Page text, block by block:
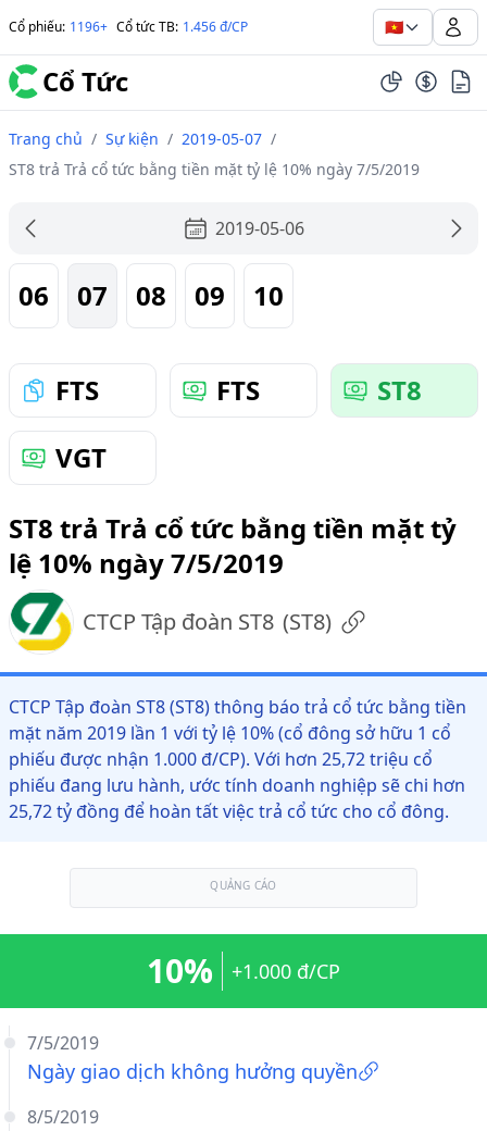
Cổ phiếu: 1196+ Cổ tức TB: 1.456 đ/CP 🇻🇳
Cổ Tức
Trang chủ / Sự kiện / 2019-05-07 /
ST8 trả Trả cổ tức bằng tiền mặt tỷ lệ 10% ngày 7/5/2019
2019-05-06
06 07 08 09 10
FTS FTS
ST8
VGT
ST8 trả Trả cổ tức bằng tiền mặt tỷ
lệ 10% ngày 7/5/2019
CTCP Tập đoàn ST8 (ST8)
CTCP Tập đoàn ST8 (ST8) thông báo trả cổ tức bằng tiền
mặt năm 2019 lần 1 với tỷ lệ 10% (cổ đông sở hữu 1 cổ
phiếu được nhận 1.000 đ/CP). Với hơn 25,72 triệu cổ
phiếu đang lưu hành, ước tính doanh nghiệp sẽ chi hơn
25,72 tỷ đồng để hoàn tất việc trả cổ tức cho cổ đông.
QUẢNG CÁO
7/5/2019
Ngày giao dịch không hưởng quyền
8/5/2019
10% +1.000 đ/CP